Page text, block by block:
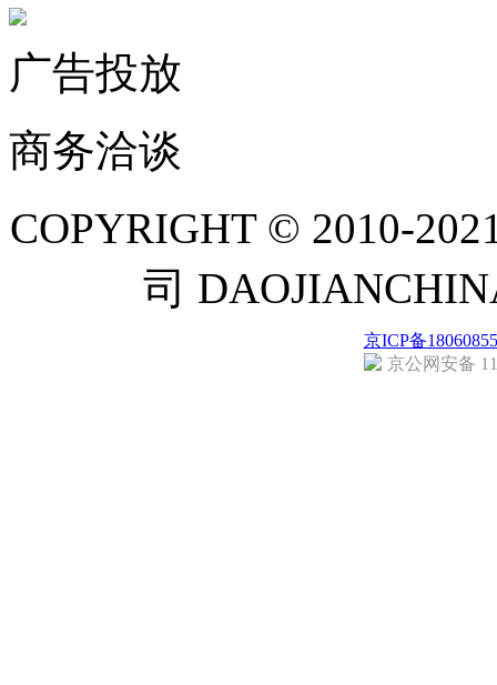
广告投放
商务洽谈
COPYRIGHT © 2010-
司
京ICP备
京公网安备